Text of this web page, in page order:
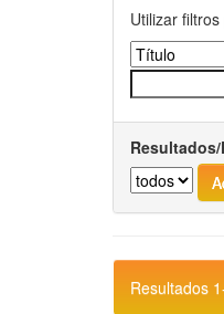
Utilizar
Resultados